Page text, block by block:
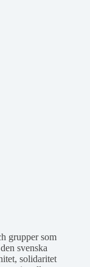
grupper som
svenska
solidaritet